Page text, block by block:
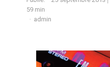
59 min
Auteur
admin